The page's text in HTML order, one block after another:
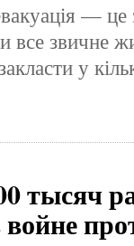
— це
все звичне
у
тысяч